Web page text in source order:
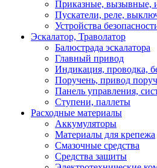
Приказные, вызывные,
Пускатели, реле,
Устройства
Эскалатор, Траволатор
Балюстрада эскалатора
Главный привод
Индикация, проводка,
Поручень, привод
Панель управления,
Ступени, паллеты
Расходные материалы
Аккумуляторы
Материалы для крепежа
Смазочные средства
Средства защиты